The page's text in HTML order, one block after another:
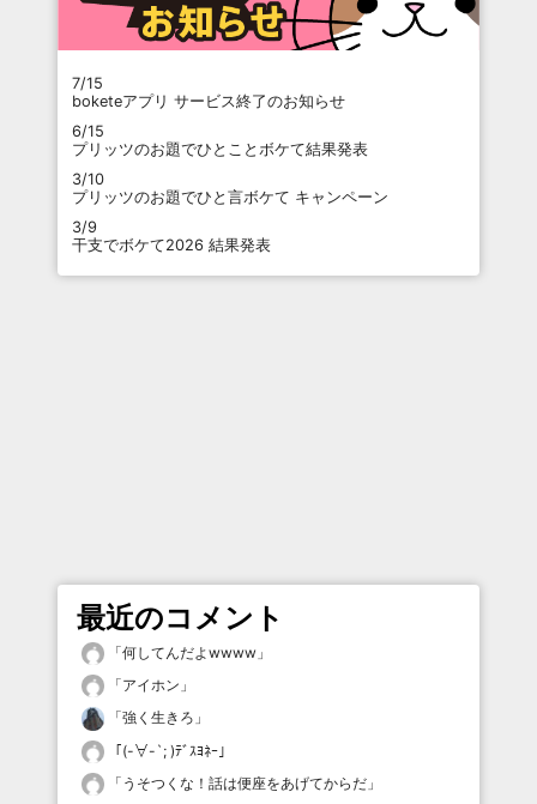
7/15
boketeアプリ サービス終了のお知らせ
6/15
プリッツのお題でひとことボケて結果発表
3/10
プリッツのお題でひと言ボケて キャンペーン
3/9
干支でボケて2026 結果発表
最近のコメント
「何してんだよwwww 」
「アイホン 」
「強く生きろ 」
「(-∀-`; )ﾃﾞｽﾖﾈｰ 」
「 うそつくな！話は便座をあげてからだ 」